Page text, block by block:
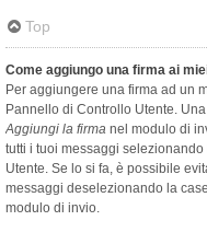
Top
Come aggiungo una firma ai
Per aggiungere una firma ad un
Pannello di Controllo Utente.
Aggiungi la firma nel modulo di
tutti i tuoi messaggi
Utente. Se lo si fa, è possibile
messaggi deselezionando la
modulo di invio.